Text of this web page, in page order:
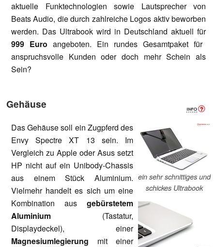
aktuelle Funktechnologien sowie Lautsprecher von
Beats Audio, die durch zahlreiche Logos aktiv beworben
werden. Das Ultrabook wird in Deutschland aktuell für
999 Euro angeboten. Ein rundes Gesamtpaket für
anspruchsvolle Kunden oder doch mehr Schein als
Sein?
Gehäuse
ein sehr schnittiges und
schickes Ultrabook
Das Gehäuse soll ein Zugpferd des
Envy Spectre XT 13 sein. Im
Vergleich zu Apple oder Asus setzt
HP nicht auf ein Unibody-Chassis
aus einem Stück Aluminium.
Vielmehr handelt es sich um eine
Kombination aus gebürstetem
Aluminium (Tastatur,
Displaydeckel), einer
Magnesiumlegierung mit einer